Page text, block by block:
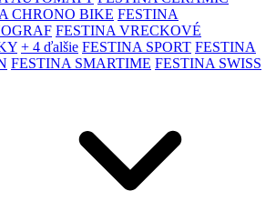
CHRONO BIKE FESTINA
FESTINA VRECKOVÉ
+ 4 ďalšie FESTINA SPORT FESTINA
FESTINA SMARTIME FESTINA SWISS